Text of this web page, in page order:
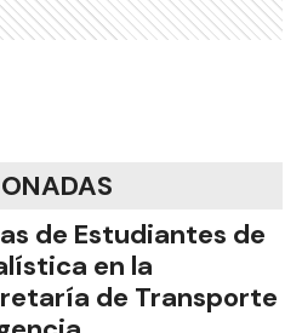
de Estudiantes de
en la
de Transporte